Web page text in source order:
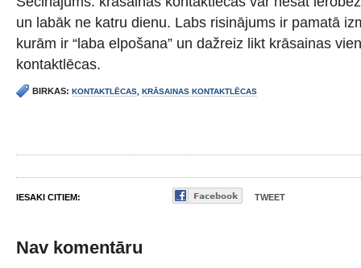
un labāk ne katru dienu. Labs risinājums ir pamatā
kurām ir “laba elpošana” un dažreiz likt krāsainas
kontaktlēcas.
BIRKAS: KONTAKTLĒCAS KRĀSAINAS KONTAKTLĒCAS
IESAKI CITIEM: TWEET
Nav komentāru